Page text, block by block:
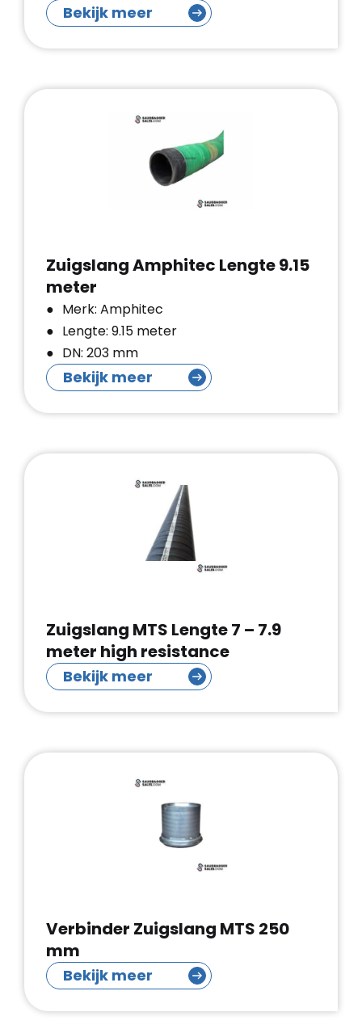
Bekijk meer
Zuigslang Amphitec Lengte 9.15
meter
Merk: Amphitec
Lengte: 9.15 meter
DN: 203 mm
Bekijk meer
Zuigslang MTS Lengte 7 – 7.9
meter high resistance
Bekijk meer
Verbinder Zuigslang MTS 250
mm
Bekijk meer